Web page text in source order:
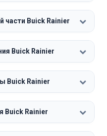
части Buick Rainier
Buick Rainier
Buick Rainier
Buick Rainier